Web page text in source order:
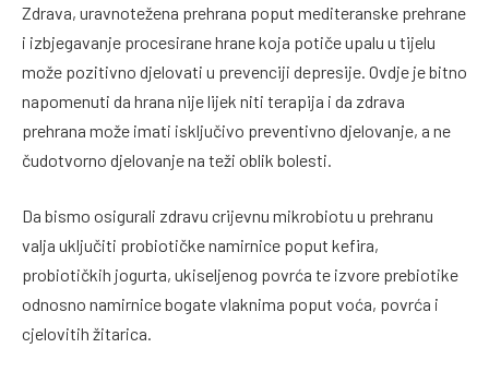
Zdrava, uravnotežena prehrana poput mediteranske prehrane
i izbjegavanje procesirane hrane koja potiče upalu u tijelu
može pozitivno djelovati u prevenciji depresije. Ovdje je bitno
napomenuti da hrana nije lijek niti terapija i da zdrava
prehrana može imati isključivo preventivno djelovanje, a ne
čudotvorno djelovanje na teži oblik bolesti.
Da bismo osigurali zdravu crijevnu mikrobiotu u prehranu
valja uključiti probiotičke namirnice poput kefira,
probiotičkih jogurta, ukiseljenog povrća te izvore prebiotike
odnosno namirnice bogate vlaknima poput voća, povrća i
cjelovitih žitarica.